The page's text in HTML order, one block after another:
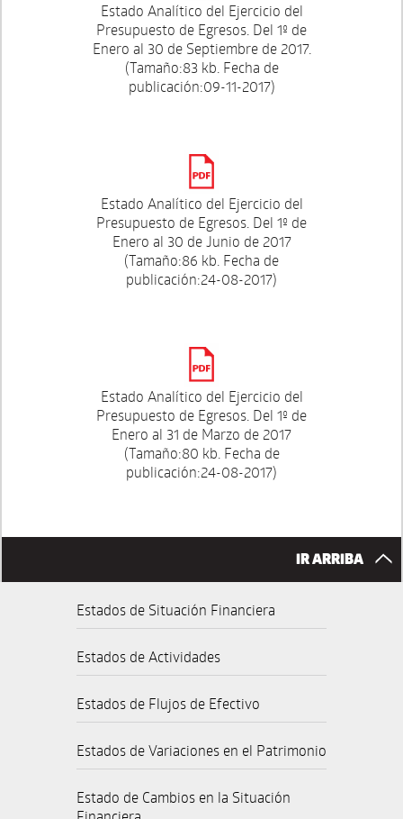
Estado Analítico del Ejercicio del
Presupuesto de Egresos. Del 1º de
Enero al 30 de Septiembre de 2017.
(Tamaño:83 kb. Fecha de
publicación:09-11-2017)
Estado Analítico del Ejercicio del
Presupuesto de Egresos. Del 1º de
Enero al 30 de Junio de 2017
(Tamaño:86 kb. Fecha de
publicación:24-08-2017)
Estado Analítico del Ejercicio del
Presupuesto de Egresos. Del 1º de
Enero al 31 de Marzo de 2017
(Tamaño:80 kb. Fecha de
publicación:24-08-2017)
IR ARRIBA
Estados de Situación Financiera
Estados de Actividades
Estados de Flujos de Efectivo
Estados de Variaciones en el Patrimonio
Estado de Cambios en la Situación